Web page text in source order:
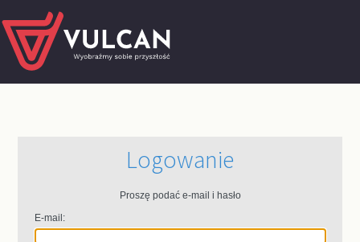
Logowanie
Proszę podać e-mail i hasło
E-mail: